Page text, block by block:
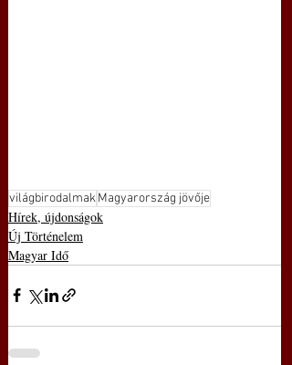
világbirodalmakMagyarország jövője
Hírek, újdonságok
Új Történelem
Magyar Idő